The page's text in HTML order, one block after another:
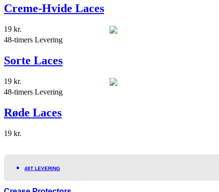
Creme-Hvide Laces
19 kr.
48-timers Levering
Sorte Laces
19 kr.
48-timers Levering
Røde Laces
19 kr.
48T LEVERING